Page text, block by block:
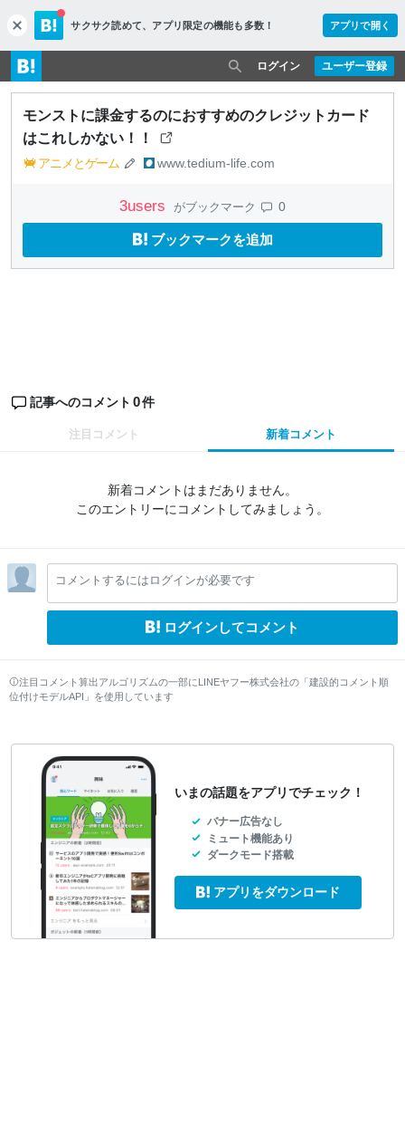
c
l
o
s
e
サクサク読めて、 アプリ限定の機能も多数！ アプリで開く
ユーザー登録
ログイン
モンストに課金するのにおすすめのクレジットカード
はこれしかない！！
アニメとゲーム www.tedium-life.com
3users がブックマーク 0
ブックマークを追加
記事へのコメント 0件
注目コメント 新着コメント
新着コメントはまだありません。
このエントリーにコメントしてみましょう。
コメントするにはログインが必要です
ログインしてコメント
注目コメント算出アルゴリズムの一部にLINEヤフー株式会社の「建設的コメント順
位付けモデルAPI」を使用しています
いまの話題をアプリでチェック！
バナー広告なし
ミュート機能あり
ダークモード搭載
アプリをダウンロード